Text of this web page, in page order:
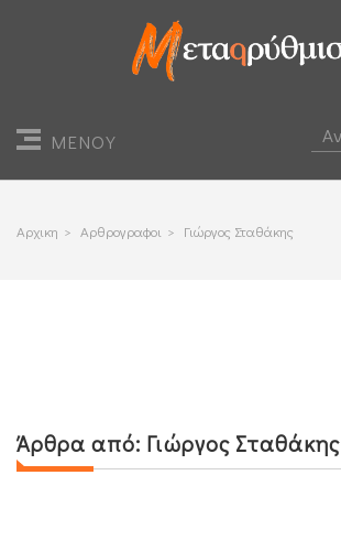
ΜΕΝΟΥ
Αρχικη > Αρθρογραφοι > Γιώργος Σταθάκης
Άρθρα από: Γιώργος Σταθάκης